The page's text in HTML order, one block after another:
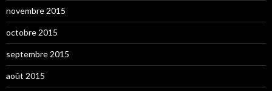
novembre 2015
octobre 2015
septembre 2015
août 2015